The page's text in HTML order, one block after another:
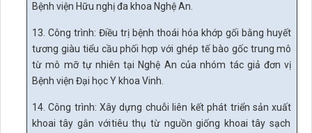
Bệnh viện Hữu nghịđa khoa Nghệ An.
13. Công trình: Điều trị bệnh thoái hóa khớp gối bằng huyết
tương giàu tiểu cầu phối hợp với ghép tế bào gốc trung mô
từ mô mỡ tự nhiên tại Nghệ An của nhóm tác giả đơn vị
Bệnh viện Đại họcY khoa Vinh.
14. Công trình: Xây dựng chuỗi liên kết phát triển sản xuất
khoai tây gắn vớitiêu thụ từ nguồn giống khoai tây sạch